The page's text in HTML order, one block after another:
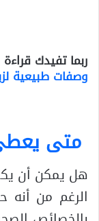
ربما تفيدك
وصفات طبيعية
متى
هل يمكن أن
الرغم من أنه